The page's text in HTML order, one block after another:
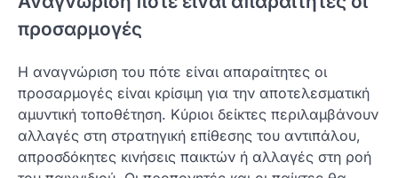
προσαρμογές
Η αναγνώριση του πότε είναι απαραίτητες οι
προσαρμογές είναι κρίσιμη για την αποτελεσματική
αμυντική τοποθέτηση. Κύριοι δείκτες περιλαμβάνουν
αλλαγές στη στρατηγική επίθεσης του αντιπάλου,
απροσδόκητες κινήσεις παικτών ή αλλαγές στη ροή